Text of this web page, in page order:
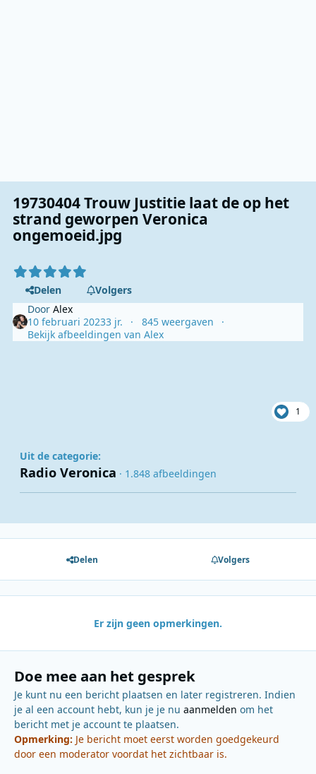
19730404 Trouw Justitie laat de op het
strand geworpen Veronica
ongemoeid.jpg
Delen
Volgers
DoorAlex
10 februari 20233 jr.
845 weergaven
Bekijk afbeeldingen van Alex
1
Uit de categorie:
Radio Veronica · 1.848 afbeeldingen
Delen Volgers
Er zijn geen opmerkingen.
Doe mee aan het gesprek
Je kunt nu een bericht plaatsen en later registreren. Indien
je al een account hebt, kun je je nu aanmelden om het
bericht met je account te plaatsen.
Opmerking: Je bericht moet eerst worden goedgekeurd
door een moderator voordat het zichtbaar is.